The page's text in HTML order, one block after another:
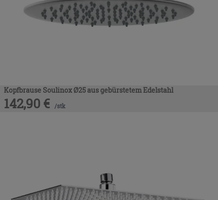
Kopfbrause Soulinox Ø25 aus gebürstetem Edelstahl
142,90 € /stk